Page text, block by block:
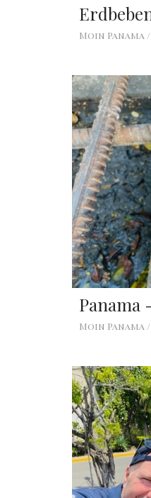
Moin
Panama
Moin